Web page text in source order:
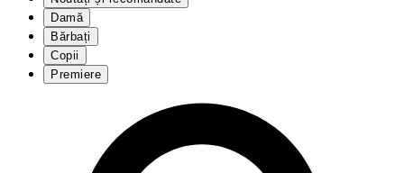
Damă
Bărbați
Copii
Premiere